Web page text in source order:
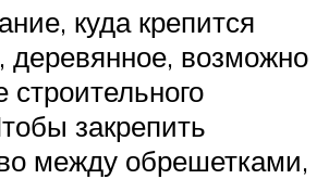
куда крепится
деревянное, возможно
закрепить
между обрешетками,